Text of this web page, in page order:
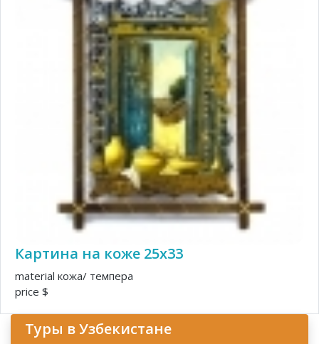
Картина на коже 25х33
material кожа/ темпера
price $
Туры в Узбекистане